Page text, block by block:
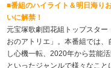
■番組のハイライト＆明日海り
いに解禁！
元宝塚歌劇団花組トップスター
おのアトリエ」。本番組では
し心機一転、2020年から芸能
といったジャンルで様々なこ